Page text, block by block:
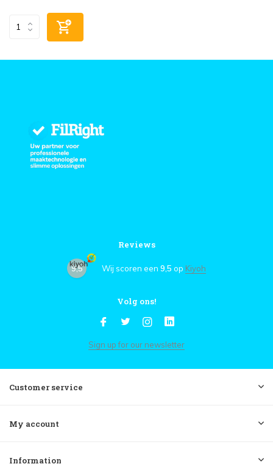
Reviews
9,5 Wij scoren een 9,5 op Kiyoh
Volg ons!
Sign up for our newsletter
Customer service
My account
Information